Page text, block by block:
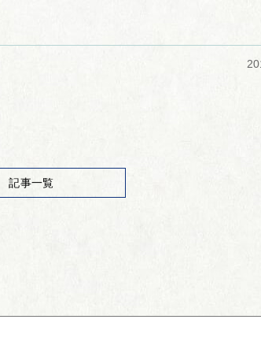
記事一覧